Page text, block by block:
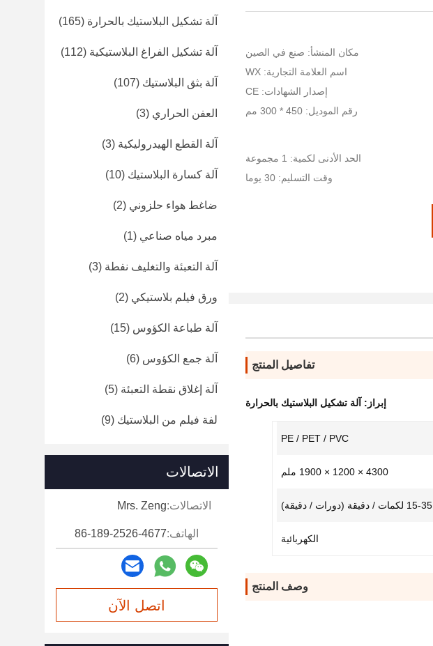
مكان المنشأ: صنع في الصين
اسم العلامة التجارية: WX
إصدار الشهادات: CE
رقم الموديل: 450 * 300 مم
الحد الأدنى لكمية: 1 مجموعة
وقت التسليم: 30 يوما
تفاصيل المنتج
إبراز: آلة تشكيل البلاستيك بالحرارة
PE / PET / PVC
4300 × 1200 × 1900 ملم
15-35 لكمات / دقيقة (دورات / دقيقة)
الكهربائية
وصف المنتج
آلة تشكيل البلاستيك بالحرارة (165)
آلة تشكيل الفراغ البلاستيكية (112)
آلة بثق البلاستيك (107)
العفن الحراري (3)
آلة القطع الهيدروليكية (3)
آلة كسارة البلاستيك (10)
ضاغط هواء حلزوني (2)
مبرد مياه صناعي (1)
آلة التعبئة والتغليف نفطة (3)
ورق فيلم بلاستيكي (2)
آلة طباعة الكؤوس (15)
آلة جمع الكؤوس (6)
آلة إغلاق نقطة التعبئة (5)
لفة فيلم من البلاستيك (9)
الاتصالات
الاتصالات:Mrs. Zeng
الهاتف:86-189-2526-4677
اتصل الآن